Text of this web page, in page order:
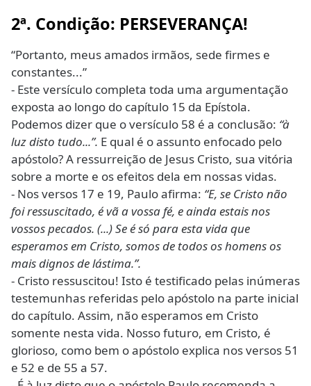
2ª. Condição: PERSEVERANÇA!
“Portanto, meus amados irmãos, sede firmes e
constantes...”
- Este versículo completa toda uma argumentação
exposta ao longo do capítulo 15 da Epístola.
Podemos dizer que o versículo 58 é a conclusão: “à
luz disto tudo...”. E qual é o assunto enfocado pelo
apóstolo? A ressurreição de Jesus Cristo, sua vitória
sobre a morte e os efeitos dela em nossas vidas.
- Nos versos 17 e 19, Paulo afirma: “E, se Cristo não
foi ressuscitado, é vã a vossa fé, e ainda estais nos
vossos pecados. (...) Se é só para esta vida que
esperamos em Cristo, somos de todos os homens os
mais dignos de lástima.”.
- Cristo ressuscitou! Isto é testificado pelas inúmeras
testemunhas referidas pelo apóstolo na parte inicial
do capítulo. Assim, não esperamos em Cristo
somente nesta vida. Nosso futuro, em Cristo, é
glorioso, como bem o apóstolo explica nos versos 51
e 52 e de 55 a 57.